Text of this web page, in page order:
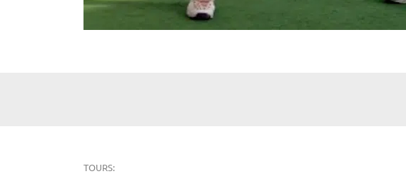
TOURS: